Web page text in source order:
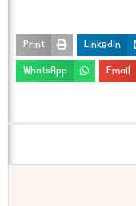
LinkedIn
Print
Email
WhatsApp